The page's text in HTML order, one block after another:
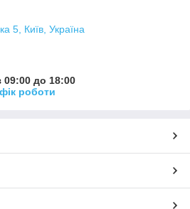
5, Київ, Україна
09:00 до 18:00
роботи